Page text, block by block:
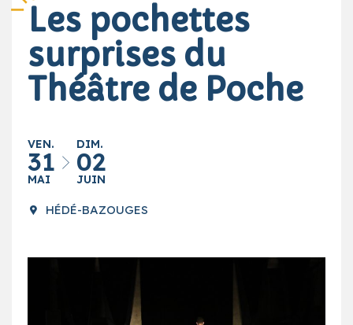
Les pochettes
surprises du
Théâtre de Poche
VEN.
31
MAI
DIM.
02
JUIN
HÉDÉ-BAZOUGES